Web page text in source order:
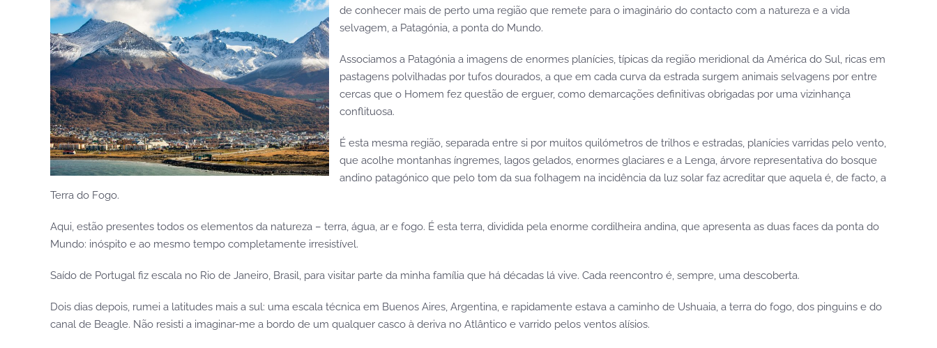
de conhecer mais de perto uma região que remete para o imaginário do contacto com a natureza e a vida
selvagem, a Patagónia, a ponta do Mundo.
Associamos a Patagónia a imagens de enormes planícies, típicas da região meridional da América do Sul, ricas em
pastagens polvilhadas por tufos dourados, a que em cada curva da estrada surgem animais selvagens por entre
cercas que o Homem fez questão de erguer, como demarcações definitivas obrigadas por uma vizinhança
conflituosa.
É esta mesma região, separada entre si por muitos quilómetros de trilhos e estradas, planícies varridas pelo vento,
que acolhe montanhas íngremes, lagos gelados, enormes glaciares e a Lenga, árvore representativa do bosque
andino patagónico que pelo tom da sua folhagem na incidência da luz solar faz acreditar que aquela é, de facto, a
Terra do Fogo.
Aqui, estão presentes todos os elementos da natureza – terra, água, ar e fogo. É esta terra, dividida pela enorme cordilheira andina, que apresenta as duas faces da ponta do
Mundo: inóspito e ao mesmo tempo completamente irresistível.
Saído de Portugal fiz escala no Rio de Janeiro, Brasil, para visitar parte da minha família que há décadas lá vive. Cada reencontro é, sempre, uma descoberta.
Dois dias depois, rumei a latitudes mais a sul: uma escala técnica em Buenos Aires, Argentina, e rapidamente estava a caminho de Ushuaia, a terra do fogo, dos pinguins e do
canal de Beagle. Não resisti a imaginar-me a bordo de um qualquer casco à deriva no Atlântico e varrido pelos ventos alísios.